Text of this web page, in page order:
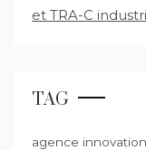
et TRA-C
TAG
agence